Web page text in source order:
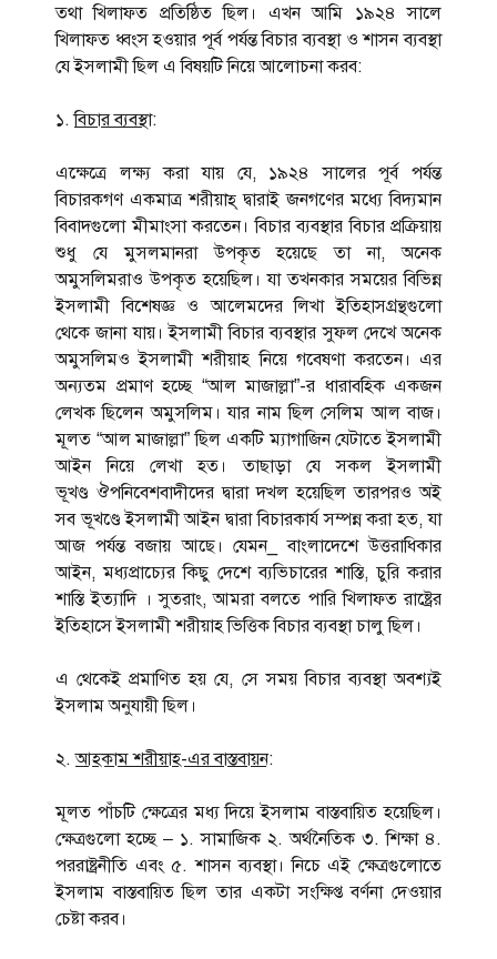
তথা খিলাফত প্রতিষ্ঠিত ছিল। এখন আমি ১৯২৪ সালে
খিলাফত ধ্বংস হওয়ার পূর্ব পর্যন্ত বিচার ব্যবস্থা ও শাসন ব্যবস্থা
যে ইসলামী ছিল এ বিষয়টি নিয়ে আলোচনা করব:
১.বিচার ব্যবস্থা:
এক্ষেত্রে লক্ষ্য করা যায় যে, ১৯২৪ সালের পূর্ব পর্যন্ত
বিচারকগণ একমাত্র শরীয়াহ্ দ্বারাই জনগণের মধ্যে বিদ্যমান
বিবাদগুলো মীমাংসা করতেন। বিচার ব্যবস্থার বিচার প্রক্রিয়ায়
শুধু যে মুসলমানরা উপকৃত হয়েছে তা না, অনেক
অমুসলিমরাও উপকৃত হয়েছিল। যা তখনকার সময়ের বিভিন্ন
ইসলামী বিশেষজ্ঞ ও আলেমদের লিখা ইতিহাসগ্রন্থগুলো
থেকে জানা যায়। ইসলামী বিচার ব্যবস্থার সুফল দেখে অনেক
অমুসলিমও ইসলামী শরীয়াহ নিয়ে গবেষণা করতেন। এর
অন্যতম প্রমাণ হচ্ছে “আল মাজাল্লা”-র ধারাবহিক একজন
লেখক ছিলেন অমুসলিম। যার নাম ছিল সেলিম আল বাজ।
মূলত “আল মাজাল্লা” ছিল একটি ম্যাগাজিন যেটাতে ইসলামী
আইন নিয়ে লেখা হত। তাছাড়া যে সকল ইসলামী
ভূখণ্ড ঔপনিবেশবাদীদের দ্বারা দখল হয়েছিল তারপরও অই
সব ভূখণ্ডে ইসলামী আইন দ্বারা বিচারকার্য সম্পন্ন করা হত, যা
আজ পর্যন্ত বজায় আছে। যেমন_ বাংলাদেশে উত্তরাধিকার
আইন, মধ্যপ্রাচ্যের কিছু দেশে ব্যভিচারের শাস্তি, চুরি করার
শাস্তি ইত্যাদি । সুতরাং, আমরা বলতে পারি খিলাফত রাষ্ট্রের
ইতিহাসে ইসলামী শরীয়াহ ভিত্তিক বিচার ব্যবস্থা চালু ছিল।
এ থেকেই প্রমাণিত হয় যে, সে সময় বিচার ব্যবস্থা অবশ্যই
ইসলাম অনুযায়ী ছিল।
২.আহকাম শরীয়াহ-এর বাস্তবায়ন:
মূলত পাঁচটি ক্ষেত্রের মধ্য দিয়ে ইসলাম বাস্তবায়িত হয়েছিল।
ক্ষেত্রগুলো হচ্ছে – ১. সামাজিক ২. অর্থনৈতিক ৩. শিক্ষা ৪.
পররাষ্ট্রনীতি এবং ৫. শাসন ব্যবস্থা। নিচে এই ক্ষেত্রগুলোতে
ইসলাম বাস্তবায়িত ছিল তার একটা সংক্ষিপ্ত বর্ণনা দেওয়ার
চেষ্টা করব।